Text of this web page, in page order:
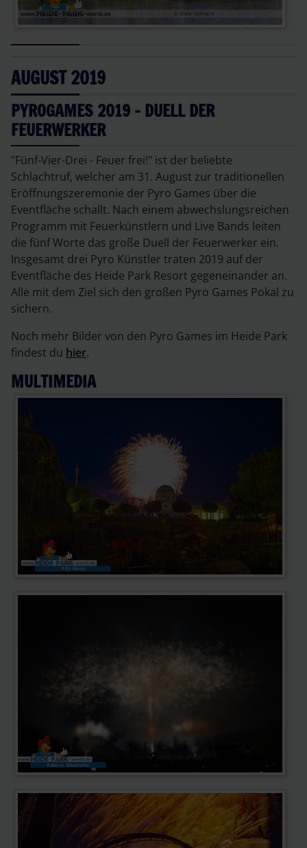
AUGUST 2019
PYROGAMES 2019 - DUELL DER
FEUERWERKER
"Fünf-Vier-Drei - Feuer frei!" ist der beliebte
Schlachtruf, welcher am 31. August zur traditionellen
Eröffnungszeremonie der Pyro Games über die
Eventfläche schallt. Nach einem abwechslungsreichen
Programm mit Feuerkünstlern und Live Bands leiten
die fünf Worte das große Duell der Feuerwerker ein.
Insgesamt drei Pyro Künstler traten 2019 auf der
Eventfläche des Heide Park Resort gegeneinander an.
Alle mit dem Ziel sich den großen Pyro Games Pokal zu
sichern.
Noch mehr Bilder von den Pyro Games im Heide Park
findest du hier.
MULTIMEDIA